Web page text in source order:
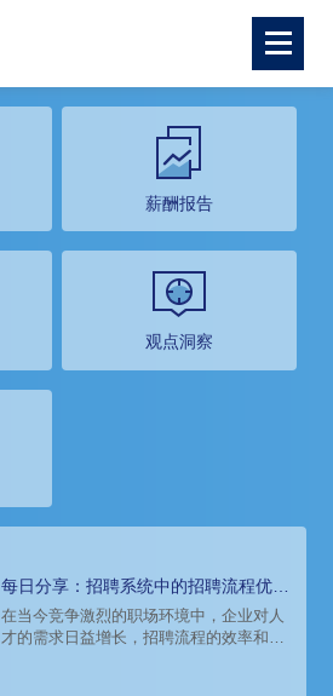
薪酬报告
观点洞察
每日分享：招聘系统中的招聘流程优
化：提升招聘效率
在当今竞争激烈的职场环境中，企业对人
才的需求日益增长，招聘流程的效率和效